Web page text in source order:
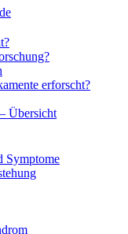
erforscht?
Übersicht
Symptome